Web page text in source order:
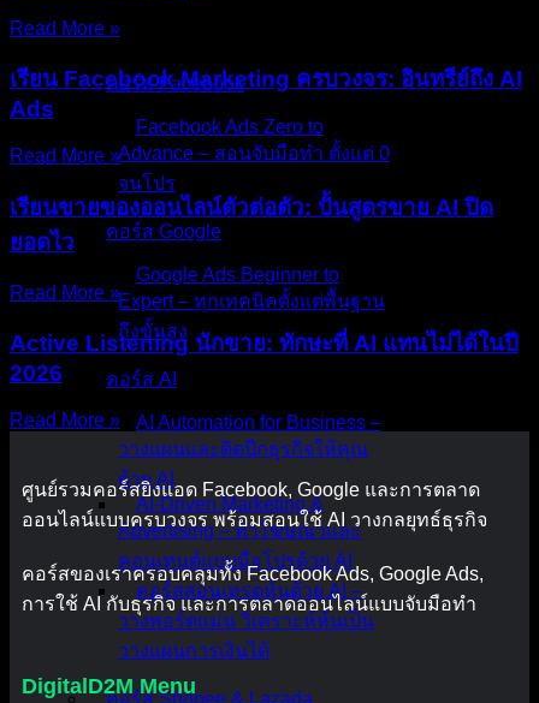
คอร์สทั้งหมด
คอร์ส Facebook
Facebook Ads Zero to
Advance – สอนจับมือทำ ตั้งแต่ 0
จนโปร
คอร์ส Google
Google Ads Beginner to
Expert – ทุกเทคนิคตั้งแต่พื้นฐาน
ถึงขั้นสูง
คอร์ส AI
AI Automation for Business –
วางแผนและติดปีกธุรกิจให้คุณ
ด้วย AI
AI-Driven Marketing &
Advertising – ทำโฆษณาและ
คอนเทนต์แบบมือโปรด้วย AI
คอร์สสอนเทรดหุ้นด้วย AI –
วางพอร์ตแม่น วิเคราะห์หุ้นเป็น
วางแผนการเงินได้
Read More »
เรียน Facebook Marketing ครบวงจร: อินทรีย์ถึง AI
Ads
Read More »
เรียนขายของออนไลน์ตัวต่อตัว: ปั้นสูตรขาย AI ปิด
ยอดไว
Read More »
Active Listening นักขาย: ทักษะที่ AI แทนไม่ได้ในปี
2026
Read More »
ศูนย์รวมคอร์สยิงแอด Facebook, Google และการตลาด
ออนไลน์แบบครบวงจร พร้อมสอนใช้ AI วางกลยุทธ์ธุรกิจ
คอร์สของเราครอบคลุมทั้ง Facebook Ads, Google Ads,
การใช้ AI กับธุรกิจ และการตลาดออนไลน์แบบจับมือทำ
DigitalD2M Menu